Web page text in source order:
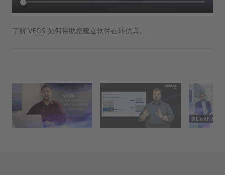
了解 VEOS 如何帮助您建立软件在环仿真。